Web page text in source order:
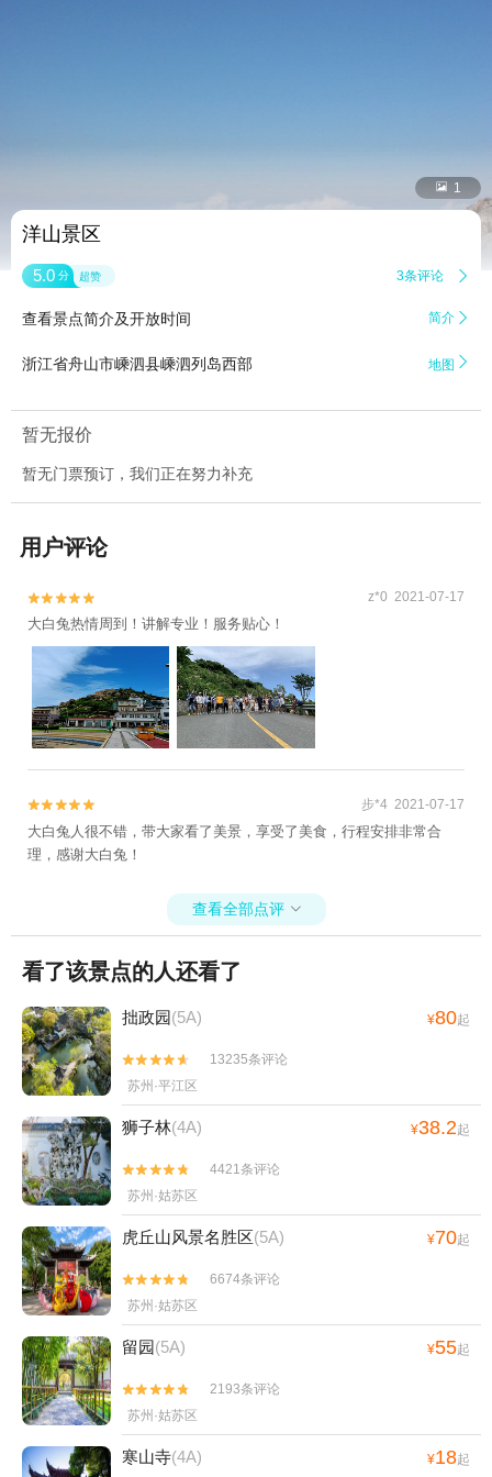
 1
洋山景区
5.0 分 超赞 3条评论 
查看景点简介及开放时间 简介 
浙江省舟山市嵊泗县嵊泗列岛西部 地图 
暂无报价
暂无门票预订，我们正在努力补充
用户评论

 z*0 2021-07-17
大白兔热情周到！讲解专业！服务贴心！

 步*4 2021-07-17
大白兔人很不错，带大家看了美景，享受了美食，行程安排非常合
理，感谢大白兔！
查看全部点评 
看了该景点的人还看了
拙政园(5A) ¥80起


13235条评论
苏州·平江区
狮子林(4A) ¥38.2起


4421条评论
苏州·姑苏区
虎丘山风景名胜区(5A) ¥70起


6674条评论
苏州·姑苏区
留园(5A) ¥55起


2193条评论
苏州·姑苏区
寒山寺(4A) ¥18起